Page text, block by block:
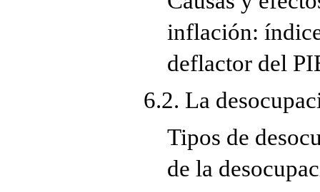
inflación:
deflactor del
6.2. La
Tipos de
de la